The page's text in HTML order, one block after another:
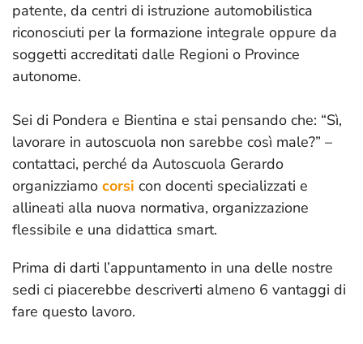
patente, da centri di istruzione automobilistica
riconosciuti per la formazione integrale oppure da
soggetti accreditati dalle Regioni o Province
autonome.
Sei di Pondera e Bientina e stai pensando che: “Sì,
lavorare in autoscuola non sarebbe così male?” –
contattaci, perché da Autoscuola Gerardo
organizziamo corsi con docenti specializzati e
allineati alla nuova normativa, organizzazione
flessibile e una didattica smart.
Prima di darti l’appuntamento in una delle nostre
sedi ci piacerebbe descriverti almeno 6 vantaggi di
fare questo lavoro.